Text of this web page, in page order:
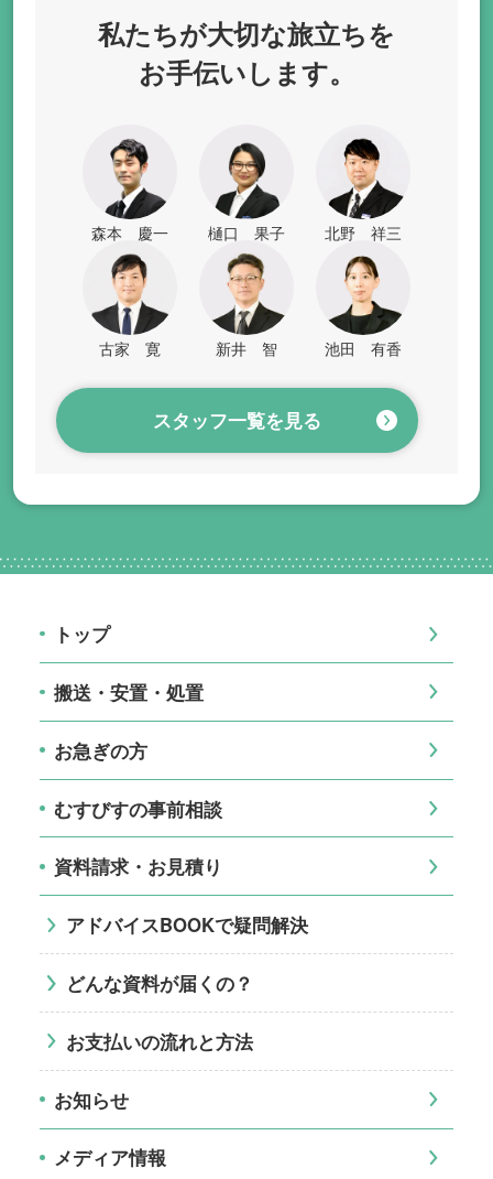
私たちが大切な旅立ちを
お手伝いします。
森本 慶一 樋口 果子 北野 祥三
古家 寛 新井 智 池田 有香
スタッフ一覧を見る
トップ
搬送・安置・処置
お急ぎの方
むすびすの事前相談
資料請求・お見積り
アドバイスBOOKで疑問解決
どんな資料が届くの？
お支払いの流れと方法
お知らせ
メディア情報